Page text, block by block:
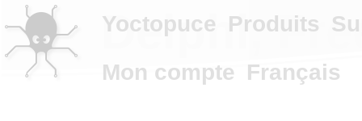
Delphi,
Yoctopuce Produits
Mon compte Français